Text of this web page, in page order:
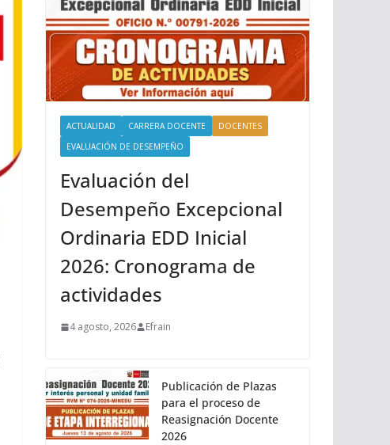
ACTUALIDAD CARRERA DOCENTE
DOCENTES
EVALUACIÓN DE DESEMPEÑO
Evaluación del
Desempeño Excepcional
Ordinaria EDD Inicial
2026: Cronograma de
actividades
4 agosto, 2026 Efrain
Publicación de Plazas
para el proceso de
Reasignación Docente
2026